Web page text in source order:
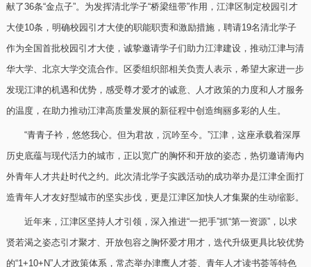
献了36条“金点子”。为发挥清北学子“桥梁纽带”作用，江津区制定校园引才
大使10条，明确校园引才大使的职能职责和激励措施，聘请19名清北学子
作为全国首批校园引才大使，诚挚邀请学子们助力江津建设，推动江津与清
华大学、北京大学交流合作。区委组织部相关负责人表示，希望大家进一步
发现江津的机遇和优势，感受尊才爱才的诚意、人才政策的力度和人才服务
的温度，在助力推动江津高质量发展的新征程中创造绚丽多彩的人生。
“青青子衿，悠悠我心。但为君故，沉吟至今。”江津，这座承载着深厚
历史底蕴与现代活力的城市，正以宽广的胸怀和开放的姿态，热切邀请海内
外青年人才共赴时代之约。此次清北学子实践活动的成功举办是江津全面打
造青年人才友好型城市的坚实步伐，更是江津区加快人才集聚的生动缩影。
近年来，江津区坚持人才引领，深入推进“一把手”抓“第一资源”，以求
贤若渴之姿态引才聚才、开放包容之胸怀爱才用才，迭代升级更具比较优势
的“1+10+N”人才政策体系，常态举办津鹰人才荟、青年人才读书荟等特色